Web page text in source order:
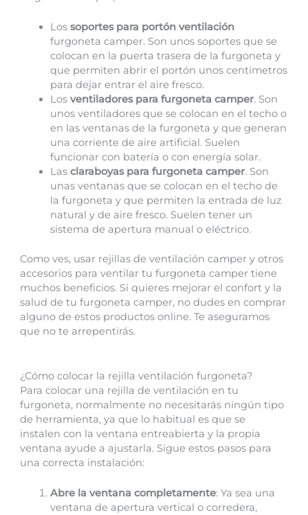
Los soportes para portón ventilación
furgoneta camper. Son unos soportes que se
colocan en la puerta trasera de la furgoneta y
que permiten abrir el portón unos centímetros
para dejar entrar el aire fresco.
Losventiladores para furgoneta camper. Son
unos ventiladores que se colocan en el techo o
en las ventanas de la furgoneta y que generan
una corriente de aire artificial. Suelen
funcionar con batería o con energía solar.
Las claraboyas para furgoneta camper. Son
unas ventanas que se colocan en el techo de
la furgoneta y que permiten la entrada de luz
natural y de aire fresco. Suelen tener un
sistema de apertura manual o eléctrico.
Como ves, usar rejillas de ventilación camper y otros
accesorios para ventilar tu furgoneta camper tiene
muchos beneficios. Si quieres mejorar el confort y la
salud de tu furgoneta camper, no dudes en comprar
alguno de estos productos online. Te aseguramos
que no te arrepentirás.
¿Cómo colocar la rejilla ventilación furgoneta?
Para colocar una rejilla de ventilación en tu
furgoneta, normalmente no necesitarás ningún tipo
de herramienta, ya que lo habitual es que se
instalen con la ventana entreabierta y la propia
ventana ayude a ajustarla. Sigue estos pasos para
una correcta instalación:
Abre la ventana completamente: Ya sea una
ventana de apertura vertical o corredera,